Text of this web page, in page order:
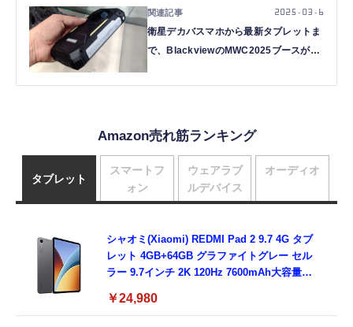
衛星デカバスマホから最新タブレットま
で、BlackviewのMWC2025ブースが宝
2025.03.6
Amazon売れ筋ランキング
タブレット
シャオミ(Xiaomi) REDMI Pad 2 9.7 4G タブ
レット 4GB+64GB グラファイトグレー セル
ラー 9.7インチ 2K 120Hz 7600mAh大容量バ
拡張 通話可能 Bluetooth 5.0 Wi-Fi 5 顔認証
￥24,980
スマートフ
ォン
ウェアラブ
ルデバイス
オーディオ